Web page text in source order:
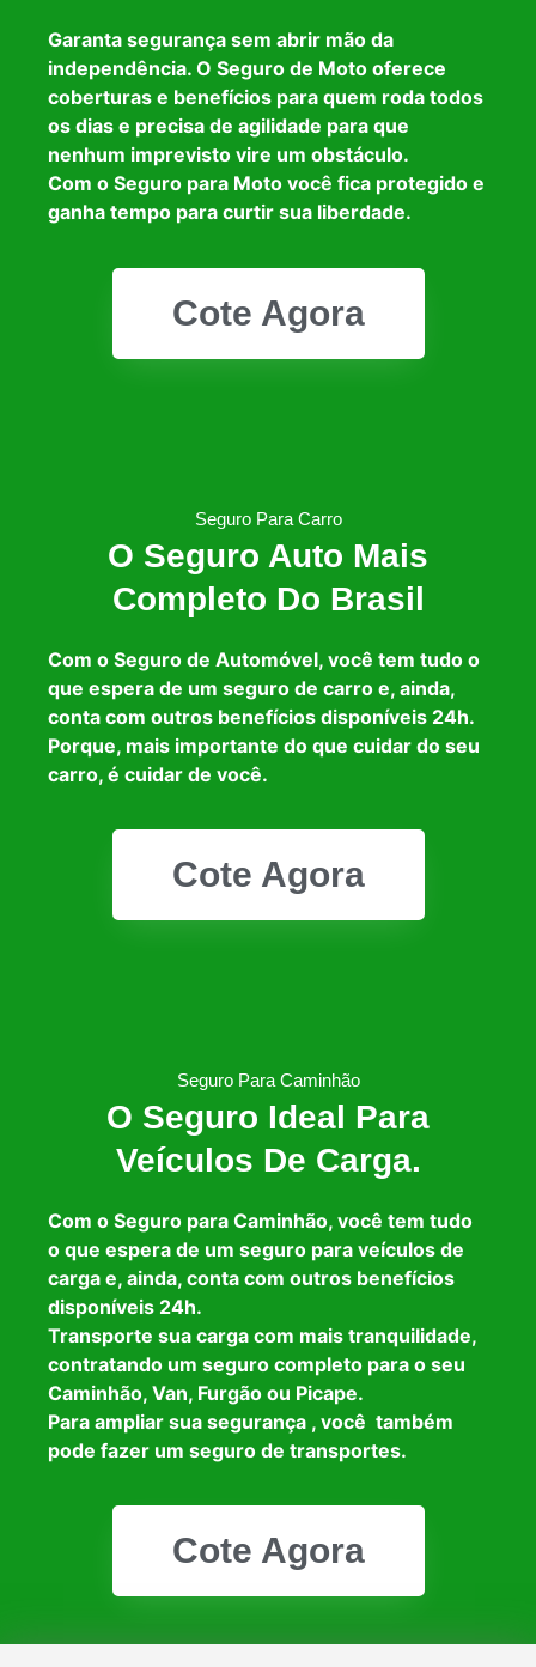
Garanta segurança sem abrir mão da
independência. O Seguro de Moto oferece
coberturas e benefícios para quem roda todos
os dias e precisa de agilidade para que
nenhum imprevisto vire um obstáculo.
Com o Seguro para Moto você fica protegido e
ganha tempo para curtir sua liberdade.
Cote Agora
Seguro Para Carro
O Seguro Auto Mais
Completo Do Brasil
Com o Seguro de Automóvel, você tem tudo o
que espera de um seguro de carro e, ainda,
conta com outros benefícios disponíveis 24h.
Porque, mais importante do que cuidar do seu
carro, é cuidar de você.
Cote Agora
Seguro Para Caminhão
O Seguro Ideal Para
Veículos De Carga.
Com o Seguro para Caminhão, você tem tudo
o que espera de um seguro para veículos de
carga e, ainda, conta com outros benefícios
disponíveis 24h.
Transporte sua carga com mais tranquilidade,
contratando um seguro completo para o seu
Caminhão, Van, Furgão ou Picape.
Para ampliar sua segurança , você também
pode fazer um seguro de transportes.
Cote Agora